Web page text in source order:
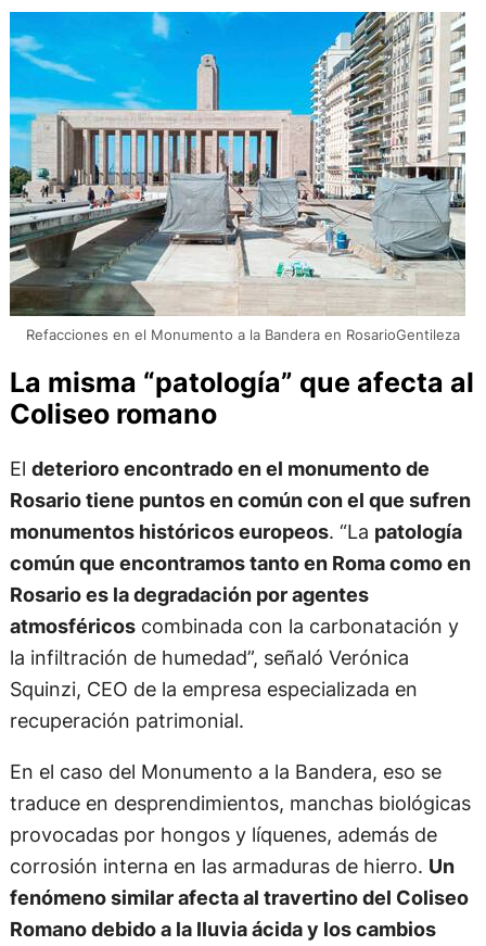
Refacciones en el Monumento a la Bandera en RosarioGentileza
La misma “patología” que afecta al
Coliseo romano
El deterioro encontrado en el monumento de
Rosario tiene puntos en común con el que sufren
monumentos históricos europeos. “La patología
común que encontramos tanto en Roma como en
Rosario es la degradación por agentes
atmosféricoscombinada con la carbonatación y
la infiltración de humedad”, señaló Verónica
Squinzi, CEO de la empresa especializada en
recuperación patrimonial.
En el caso del Monumento a la Bandera, eso se
traduce en desprendimientos, manchas biológicas
provocadas por hongos y líquenes, además de
corrosión interna en las armaduras de hierro. Un
fenómeno similar afecta al travertino del Coliseo
Romano debido a la lluvia ácida y los cambios